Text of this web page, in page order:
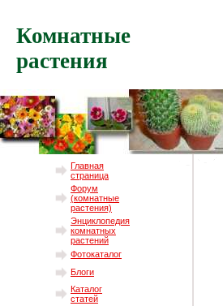
Комнатные
растения
Главная
страница
Форум
(комнатные
растения)
Энциклопедия
комнатных
растений
Фотокаталог
Блоги
Каталог
статей